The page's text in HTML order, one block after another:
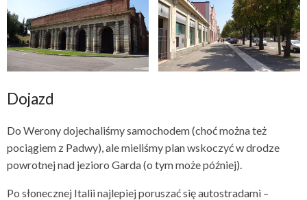
Dojazd
Do Werony dojechaliśmy samochodem (choć można też
pociągiem z Padwy), ale mieliśmy plan wskoczyć w drodze
powrotnej nad jezioro Garda (o tym może później).
Po słonecznej Italii najlepiej poruszać się autostradami –